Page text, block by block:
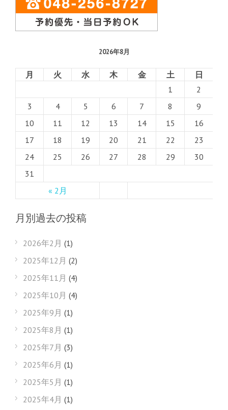
2026年8月
月 火 水 木 金 土 日
« 2月
1
2
3
4 5 6 7 8
9
10
11 12 13 14 15
16
17
18 19 20 21 22
23
24
25 26 27 28 29
30
31
月別過去の投稿
2026年2月 (1)
2025年12月 (2)
2025年11月 (4)
2025年10月 (4)
2025年9月 (1)
2025年8月 (1)
2025年7月 (3)
2025年6月 (1)
2025年5月 (1)
2025年4月 (1)